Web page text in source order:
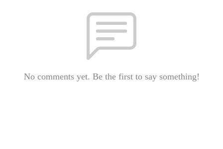
No comments yet. Be the first to say something!